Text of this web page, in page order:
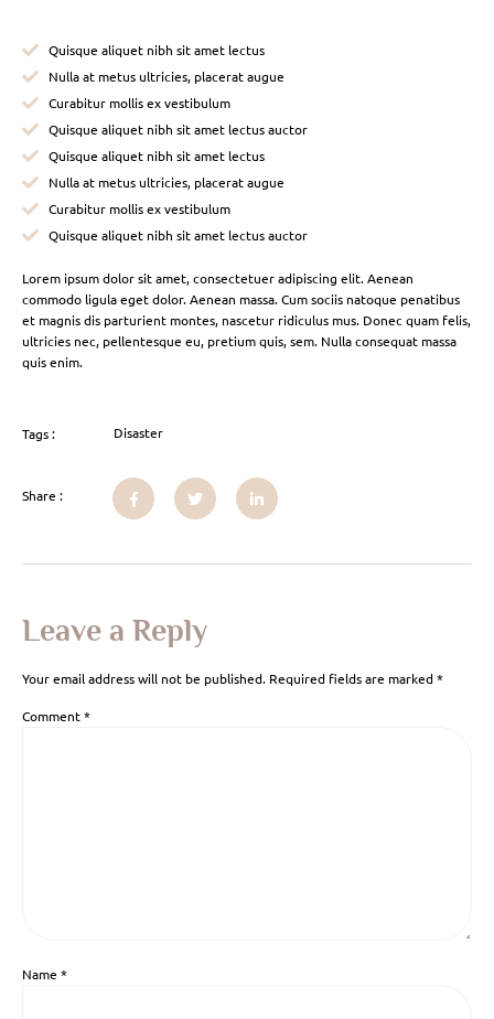
Quisque aliquet nibh sit amet lectus
Nulla at metus ultricies, placerat augue
Curabitur mollis ex vestibulum
Quisque aliquet nibh sit amet lectus auctor
Quisque aliquet nibh sit amet lectus
Nulla at metus ultricies, placerat augue
Curabitur mollis ex vestibulum
Quisque aliquet nibh sit amet lectus auctor
Lorem ipsum dolor sit amet, consectetuer adipiscing elit. Aenean
commodo ligula eget dolor. Aenean massa. Cum sociis natoque penatibus
et magnis dis parturient montes, nascetur ridiculus mus. Donec quam felis,
ultricies nec, pellentesque eu, pretium quis, sem. Nulla consequat massa
quis enim.
Tags : Disaster
Share :
Leave a Reply
Your email address will not be published. Required fields are marked*
Comment*
Name *